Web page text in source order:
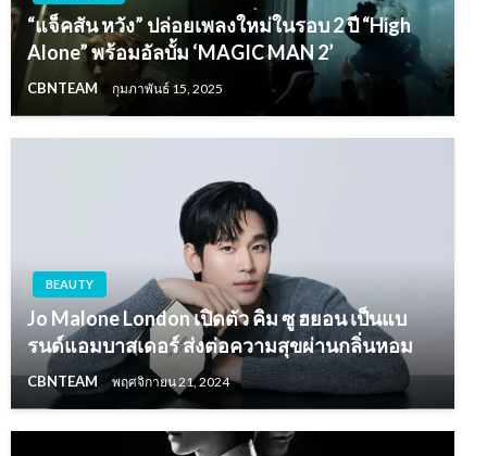
“แจ็คสัน หวัง” ปล่อยเพลงใหม่ในรอบ 2 ปี “High
Alone” พร้อมอัลบั้ม ‘MAGIC MAN 2’
CBNTEAM กุมภาพันธ์ 15, 2025
BEAUTY
Jo Malone London เปิดตัว คิม ซู ฮยอน เป็นแบ
รนด์แอมบาสเดอร์ ส่งต่อความสุขผ่านกลิ่นหอม
CBNTEAM พฤศจิกายน 21, 2024